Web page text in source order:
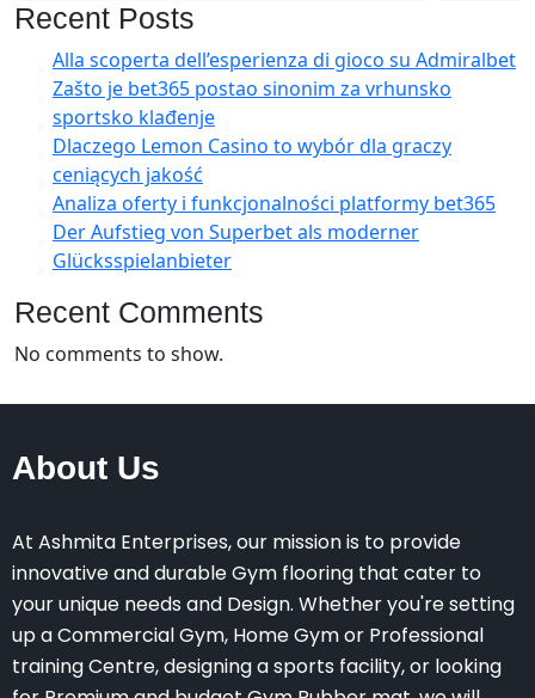
Recent Posts
Alla scoperta dell’esperienza di gioco su Admiralbet
Zašto je bet365 postao sinonim za vrhunsko
sportsko klađenje
Dlaczego Lemon Casino to wybór dla graczy
ceniących jakość
Analiza oferty i funkcjonalności platformy bet365
Der Aufstieg von Superbet als moderner
Glücksspielanbieter
Recent Comments
No comments to show.
About Us
At Ashmita Enterprises, our mission is to provide
innovative and durable Gym flooring that cater to
your unique needs and Design. Whether you're setting
up a Commercial Gym, Home Gym or Professional
training Centre, designing a sports facility, or looking